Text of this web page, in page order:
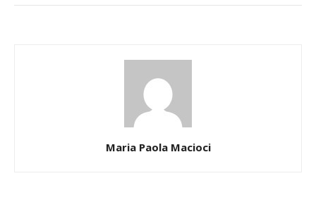
Maria Paola Macioci